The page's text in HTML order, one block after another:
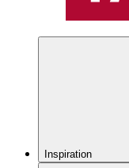
Inspiration